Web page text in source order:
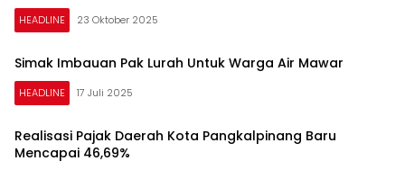
HEADLINE 23 Oktober 2025
Simak Imbauan Pak Lurah Untuk Warga Air Mawar
HEADLINE 17 Juli 2025
Realisasi Pajak Daerah Kota Pangkalpinang Baru
Mencapai 46,69%